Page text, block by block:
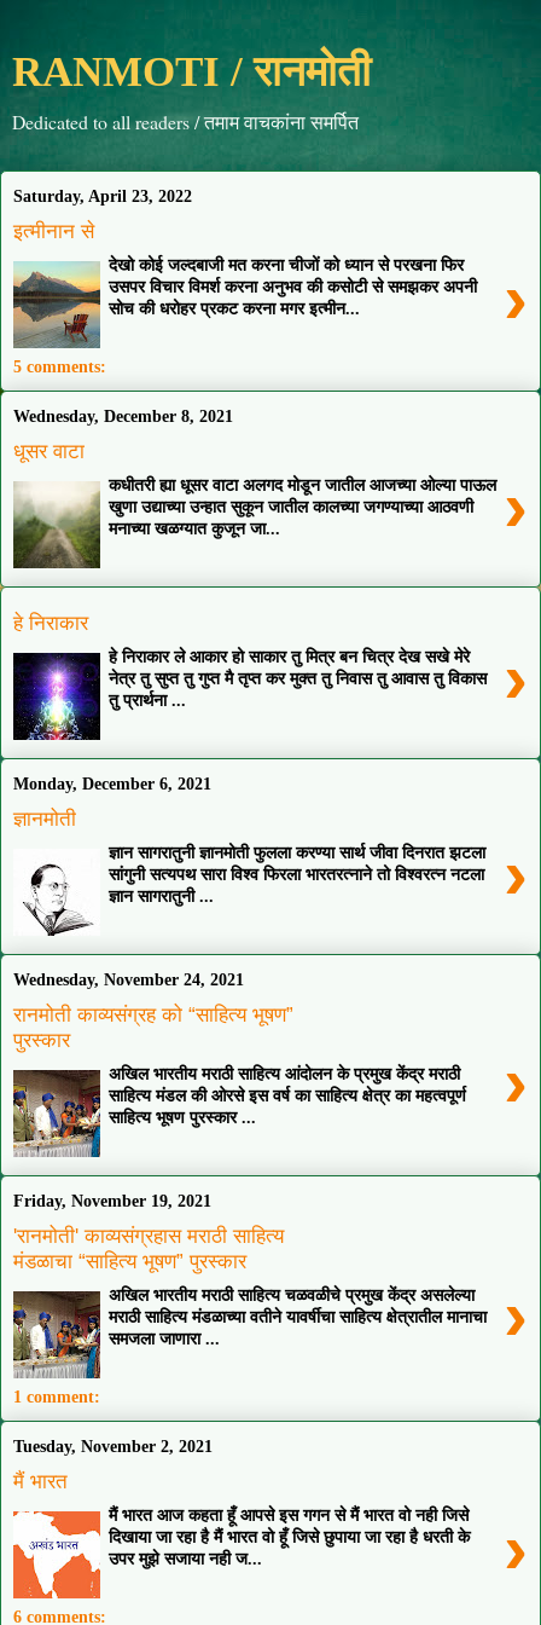
RANMOTI / रानमोती
Dedicated to all readers / तमाम वाचकांना समर्पित
Saturday, April 23, 2022
इत्मीनान से
›
देखो कोई जल्दबाजी मत करना चीजों को ध्यान से परखना फिर
उसपर विचार विमर्श करना अनुभव की कसोटी से समझकर अपनी
सोच की धरोहर प्रकट करना मगर इत्मीन...
5 comments:
Wednesday, December 8, 2021
धूसर वाटा
›
कधीतरी ह्या धूसर वाटा अलगद मोडून जातील आजच्या ओल्या पाऊल
खुणा उद्याच्या उन्हात सुकून जातील कालच्या जगण्याच्या आठवणी
मनाच्या खळग्यात कुजून जा...
हे निराकार
›
हे निराकार ले आकार हो साकार तु मित्र बन चित्र देख सखे मेरे
नेत्र तु सुप्त तु गुप्त मै तृप्त कर मुक्त तु निवास तु आवास तु विकास
तु प्रार्थना ...
Monday, December 6, 2021
ज्ञानमोती
›
ज्ञान सागरातुनी ज्ञानमोती फुलला करण्या सार्थ जीवा दिनरात झटला
सांगुनी सत्यपथ सारा विश्व फिरला भारतरत्नाने तो विश्वरत्न नटला
ज्ञान सागरातुनी ...
Wednesday, November 24, 2021
रानमोती काव्यसंग्रह को “साहित्य भूषण”
पुरस्कार
›
अखिल भारतीय मराठी साहित्य आंदोलन के प्रमुख केंद्र मराठी
साहित्य मंडल की ओरसे इस वर्ष का साहित्य क्षेत्र का महत्वपूर्ण
साहित्य भूषण पुरस्कार ...
Friday, November 19, 2021
'रानमोती' काव्यसंग्रहास मराठी साहित्य
मंडळाचा “साहित्य भूषण” पुरस्कार
›
अखिल भारतीय मराठी साहित्य चळवळीचे प्रमुख केंद्र असलेल्या
मराठी साहित्य मंडळाच्या वतीने यावर्षीचा साहित्य क्षेत्रातील मानाचा
समजला जाणारा ...
1 comment:
Tuesday, November 2, 2021
मैं भारत
›
मैं भारत आज कहता हूँ आपसे इस गगन से मैं भारत वो नही जिसे
दिखाया जा रहा है मैं भारत वो हूँ जिसे छुपाया जा रहा है धरती के
उपर मुझे सजाया नही ज...
6 comments: